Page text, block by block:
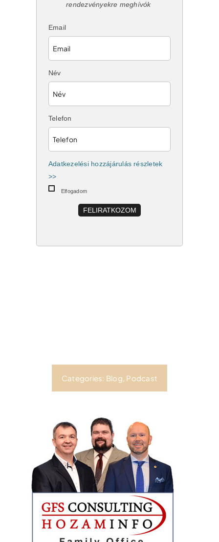
rendezvényekre meghívók
Email
Név
Telefon
Adatkezelési hozzájárulás részletek
>>
Elfogadom
FELIRATKOZOM
Categories: Blog, Podcast